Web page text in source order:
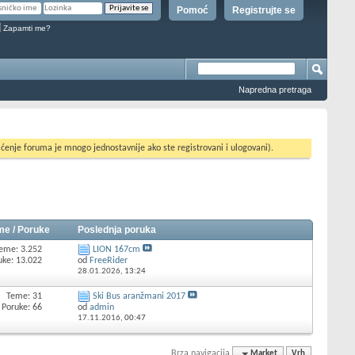
Registrujte se
Pomoć
Zapamti me?
Napredna pretraga
foruma je mnogo jednostavnije ako ste registrovani i ulogovani).
/ Poruke Poslednja poruka
3.252
13.022
LION 167cm
od FreeRider
28.01.2026, 13:24
Teme: 31
Poruke: 66
Ski Bus aranžmani 2017
od admin
17.11.2016, 00:47